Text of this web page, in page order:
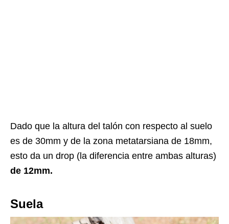
Dado que la altura del talón con respecto al suelo
es de 30mm y de la zona metatarsiana de 18mm,
esto da un drop (la diferencia entre ambas alturas)
de 12mm.
Suela